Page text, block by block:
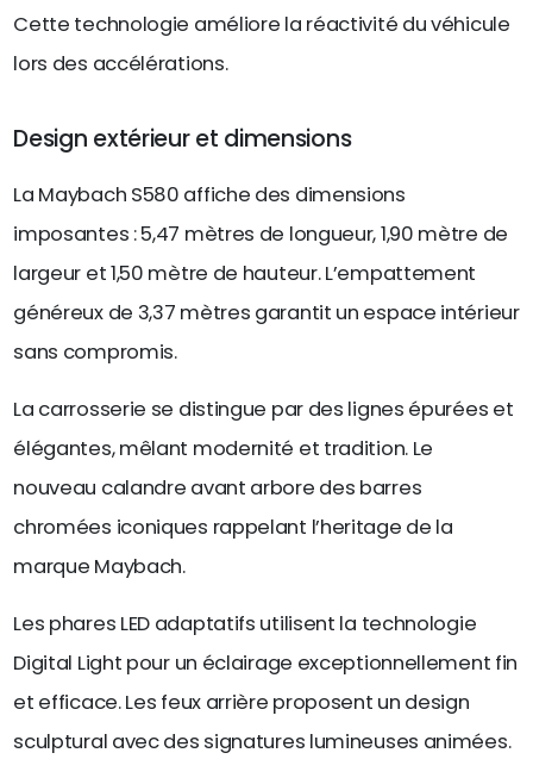
Cette technologie améliore la réactivité du véhicule
lors des accélérations.
Design extérieur et dimensions
La Maybach S580 affiche des dimensions
imposantes : 5,47 mètres de longueur, 1,90 mètre de
largeur et 1,50 mètre de hauteur. L’empattement
généreux de 3,37 mètres garantit un espace intérieur
sans compromis.
La carrosserie se distingue par des lignes épurées et
élégantes, mêlant modernité et tradition. Le
nouveau calandre avant arbore des barres
chromées iconiques rappelant l’heritage de la
marque Maybach.
Les phares LED adaptatifs utilisent la technologie
Digital Light pour un éclairage exceptionnellement fin
et efficace. Les feux arrière proposent un design
sculptural avec des signatures lumineuses animées.